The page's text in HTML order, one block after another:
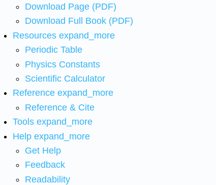
Download Page (PDF)
Download Full Book (PDF)
Resources expand_more
Periodic Table
Physics Constants
Scientific Calculator
Reference expand_more
Reference & Cite
Tools expand_more
Help expand_more
Get Help
Feedback
Readability